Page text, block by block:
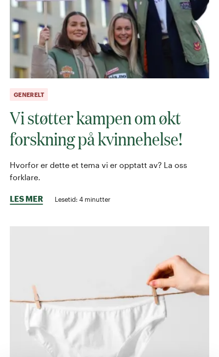
GENERELT
Vi støtter kampen om økt
forskning på kvinnehelse!
Hvorfor er dette et tema vi er opptatt av? La oss
forklare.
LES MER Lesetid: 4 minutter